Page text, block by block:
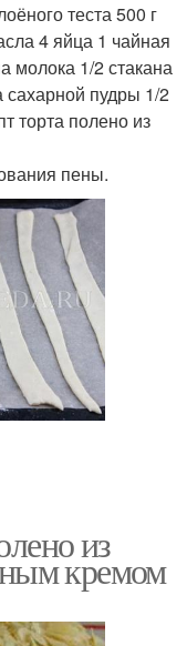
теста 500 г
4 яйца 1 чайная
молока 1/2 стакана
сахарной пудры 1/2
торта полено из
пены.
из
кремом